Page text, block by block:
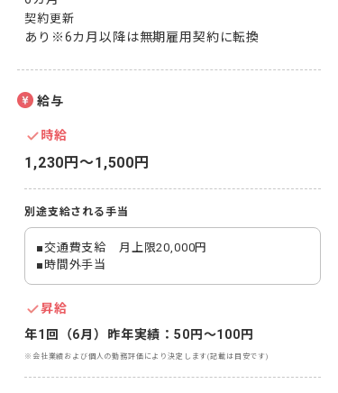
契約更新
あり※6カ月以降は無期雇用契約に転換
給与
時給
1,230円〜1,500円
別途支給される手当
■交通費支給　月上限20,000円
■時間外手当
昇給
年1回（6月）昨年実績：50円〜100円
※会社業績および個人の勤務評価により決定します(記載は目安です)